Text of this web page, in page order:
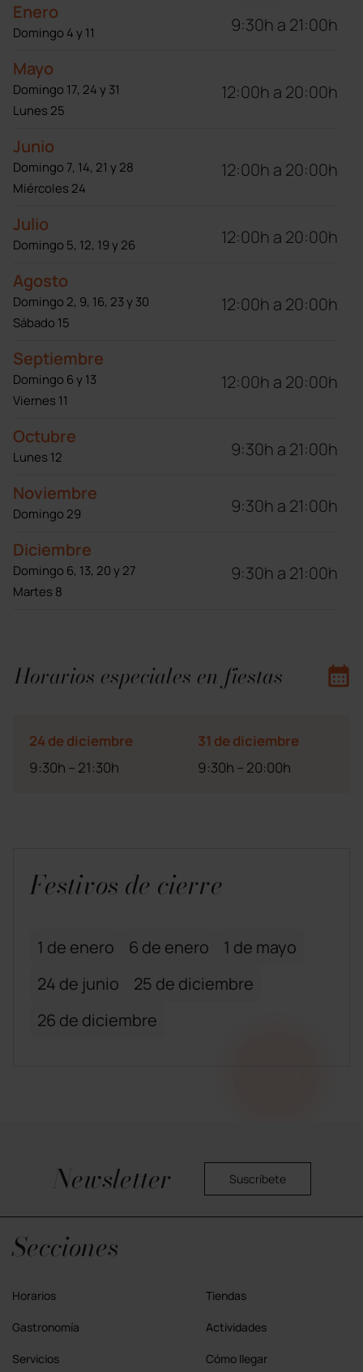
Enero
Domingo 4 y 11 9:30h a 21:00h
Mayo
Domingo 17, 24 y 31
Lunes 25
12:00h a 20:00h
Junio
Domingo 7, 14, 21 y 28
Miércoles 24
12:00h a 20:00h
Julio
Domingo 5, 12, 19 y 26 12:00h a 20:00h
Agosto
Domingo 2, 9, 16, 23 y 30
Sábado 15
12:00h a 20:00h
Septiembre
Domingo 6 y 13
Viernes 11
12:00h a 20:00h
Octubre
Lunes 12 9:30h a 21:00h
Noviembre
Domingo 29 9:30h a 21:00h
Diciembre
Domingo 6, 13, 20 y 27
Martes 8
9:30h a 21:00h
Horarios especiales en fiestas
24 de diciembre
9:30h – 21:30h
31 de diciembre
9:30h – 20:00h
Festivos de cierre
1 de enero 6 de enero
1 de mayo
24 de junio
25 de diciembre
26 de diciembre
Newsletter Suscríbete
Secciones
Horarios Tiendas
Gastronomía Actividades
Servicios Cómo llegar